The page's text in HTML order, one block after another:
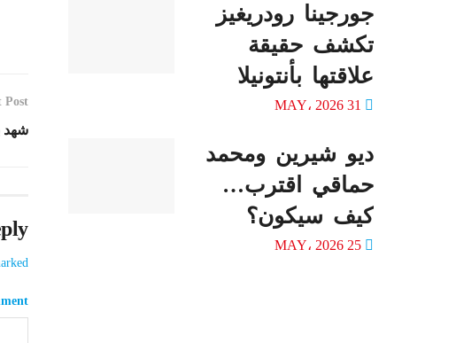
Post
شهد
جورجينا رودريغيز
تكشف حقيقة
علاقتها بأنتونيلا
ديو شيرين ومحمد
حماقي اقترب…
كيف سيكون؟